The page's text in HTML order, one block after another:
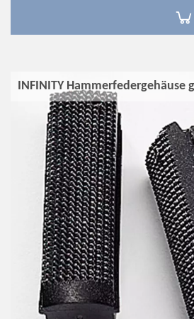
INFINITY Hammerfedergehäuse